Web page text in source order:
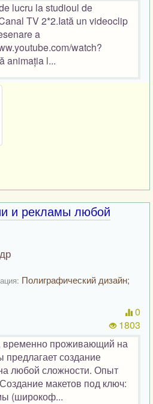
lucru la studioul de
TV 2*2.Iată un videoclip
a
watch?
animația l...
и рекламы любой
Полиграфический дизайн;
0
1803
временно проживающий на
создание
любой сложности. Опыт
макетов под ключ:
(широкоф...